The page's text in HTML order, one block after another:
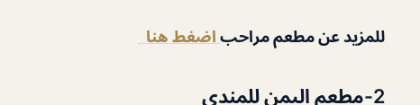
للمزيد عن مطعم مراحب اضغط هنا
2-مطعم اليمن للمندي